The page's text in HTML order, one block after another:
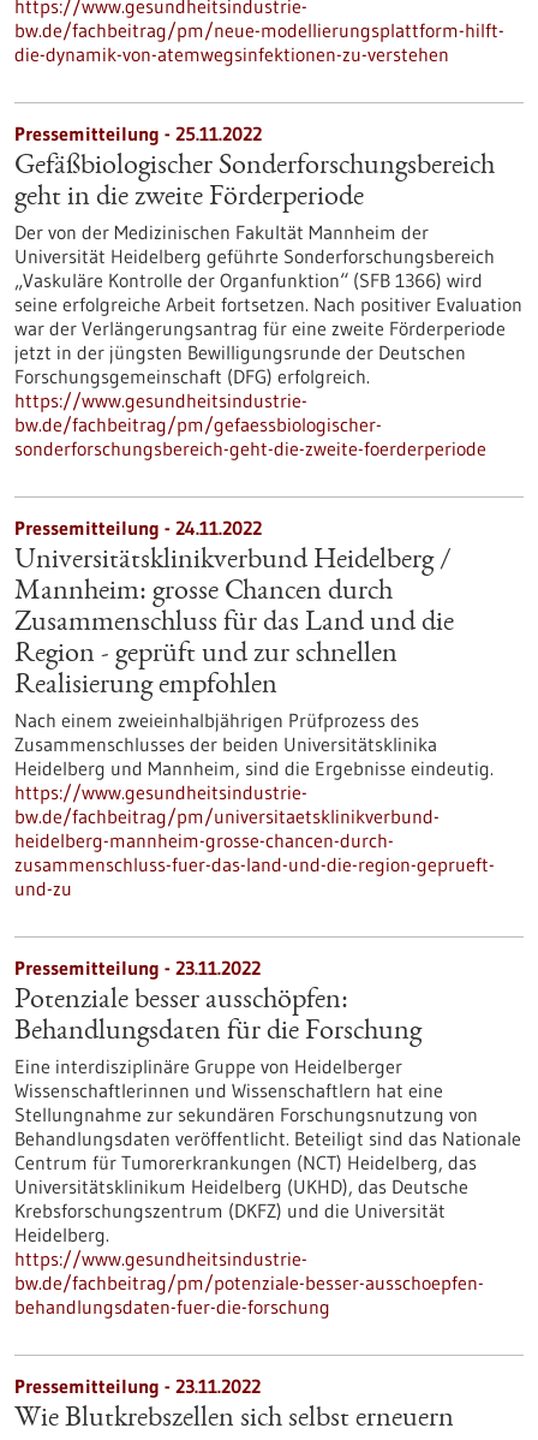
https://www.gesundheitsindustrie-
bw.de/fachbeitrag/pm/neue-modellierungsplattform-hilft-
die-dynamik-von-atemwegsinfektionen-zu-verstehen
Pressemitteilung - 25.11.2022
Gefäßbiologischer Sonderforschungsbereich
geht in die zweite Förderperiode
Der von der Medizinischen Fakultät Mannheim der
Universität Heidelberg geführte Sonderforschungsbereich
„Vaskuläre Kontrolle der Organfunktion“ (SFB 1366) wird
seine erfolgreiche Arbeit fortsetzen. Nach positiver Evaluation
war der Verlängerungsantrag für eine zweite Förderperiode
jetzt in der jüngsten Bewilligungsrunde der Deutschen
Forschungsgemeinschaft (DFG) erfolgreich.
https://www.gesundheitsindustrie-
bw.de/fachbeitrag/pm/gefaessbiologischer-
sonderforschungsbereich-geht-die-zweite-foerderperiode
Pressemitteilung - 24.11.2022
Universitätsklinikverbund Heidelberg /
Mannheim: grosse Chancen durch
Zusammenschluss für das Land und die
Region - geprüft und zur schnellen
Realisierung empfohlen
Nach einem zweieinhalbjährigen Prüfprozess des
Zusammenschlusses der beiden Universitätsklinika
Heidelberg und Mannheim, sind die Ergebnisse eindeutig.
https://www.gesundheitsindustrie-
bw.de/fachbeitrag/pm/universitaetsklinikverbund-
heidelberg-mannheim-grosse-chancen-durch-
zusammenschluss-fuer-das-land-und-die-region-geprueft-
und-zu
Pressemitteilung - 23.11.2022
Potenziale besser ausschöpfen:
Behandlungsdaten für die Forschung
Eine interdisziplinäre Gruppe von Heidelberger
Wissenschaftlerinnen und Wissenschaftlern hat eine
Stellungnahme zur sekundären Forschungsnutzung von
Behandlungsdaten veröffentlicht. Beteiligt sind das Nationale
Centrum für Tumorerkrankungen (NCT) Heidelberg, das
Universitätsklinikum Heidelberg (UKHD), das Deutsche
Krebsforschungszentrum (DKFZ) und die Universität
Heidelberg.
https://www.gesundheitsindustrie-
bw.de/fachbeitrag/pm/potenziale-besser-ausschoepfen-
behandlungsdaten-fuer-die-forschung
Pressemitteilung - 23.11.2022
Wie Blutkrebszellen sich selbst erneuern